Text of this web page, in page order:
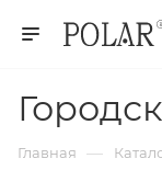
Главная —